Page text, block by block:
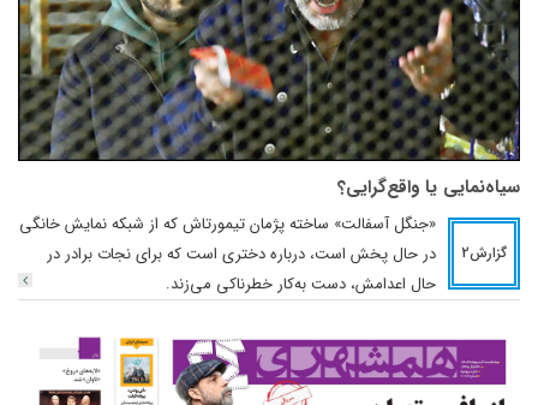
سیاه‌نمایی یا واقع‌گرایی؟
گزارش2
«جنگل آسفالت» ساخته پژمان تیمورتاش که از شبکه نمایش خانگی
در حال پخش است، درباره دختری است که برای نجات برادر در
حال اعدامش، دست به‌کار خطرناکی می‌زند.